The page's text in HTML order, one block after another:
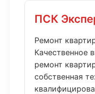
ПСК
Ремонт
Качественное
ремонт
собственная